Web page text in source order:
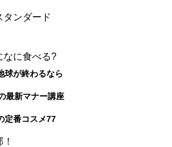
タンダード
なに食べる?
球が終わるなら
最新マナー講座
定番コスメ77